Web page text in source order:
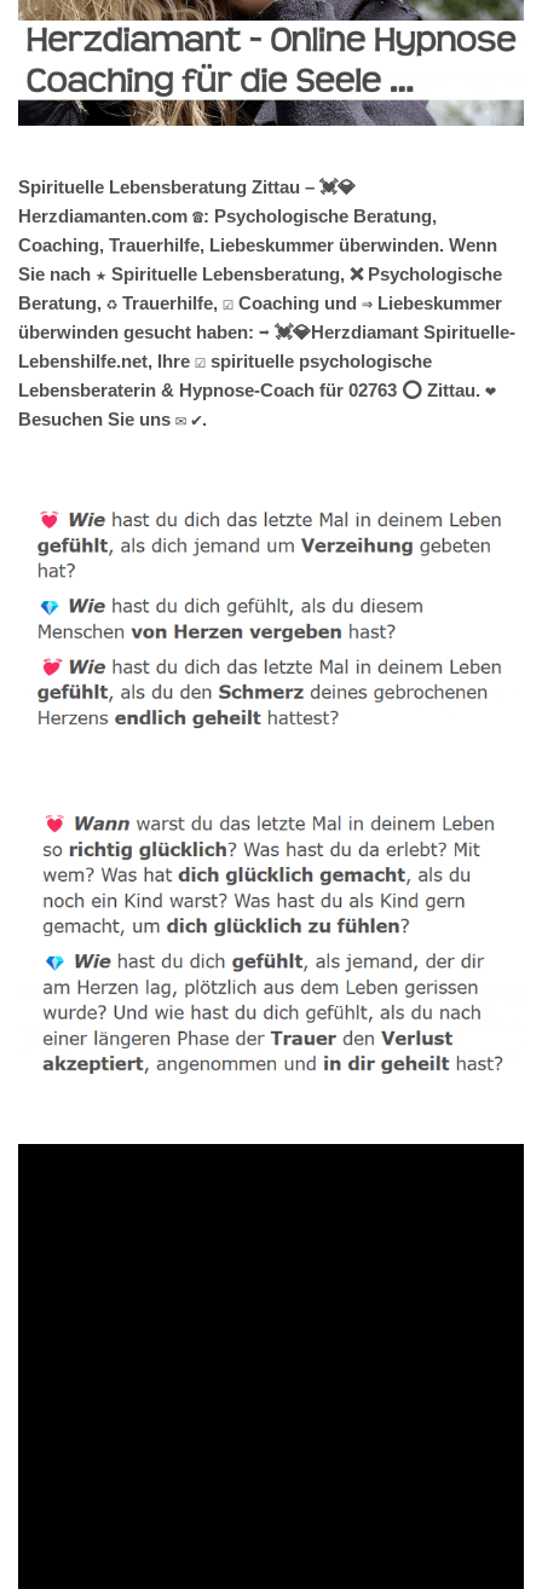
Spirituelle Lebensberatung Zittau – 💓️💎
Herzdiamanten.com ☎️: Psychologische Beratung,
Coaching, Trauerhilfe, Liebeskummer überwinden. Wenn
Sie nach ★ Spirituelle Lebensberatung, ❌ Psychologische
Beratung, ♻ Trauerhilfe, ☑️ Coaching und ⇒ Liebeskummer
überwinden gesucht haben: ➡️ 💓️💎Herzdiamant Spirituelle-
Lebenshilfe.net, Ihre ☑️ spirituelle psychologische
Lebensberaterin & Hypnose-Coach für 02763 ⭕ Zittau. ❤
Besuchen Sie uns ✉ ✔.